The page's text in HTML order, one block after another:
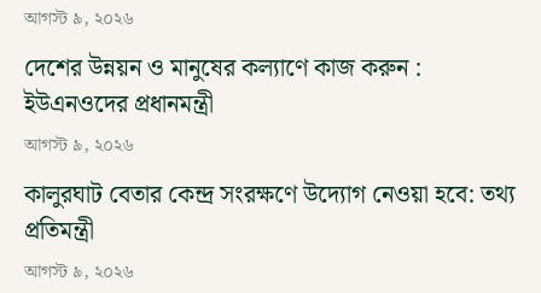
আগস্ট ৯, ২০২৬
দেশের উন্নয়ন ও মানুষের কল্যাণে কাজ করুন :
ইউএনওদের প্রধানমন্ত্রী
আগস্ট ৯, ২০২৬
কালুরঘাট বেতার কেন্দ্র সংরক্ষণে উদ্যোগ নেওয়া হবে: তথ্য
প্রতিমন্ত্রী
আগস্ট ৯, ২০২৬